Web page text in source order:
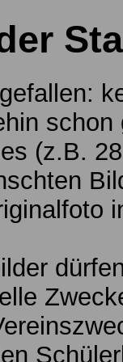
(z.B.